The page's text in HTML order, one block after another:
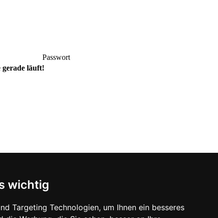
wichtig
Targeting Technologien, um Ihnen ein besseres
Passwort
läuft!